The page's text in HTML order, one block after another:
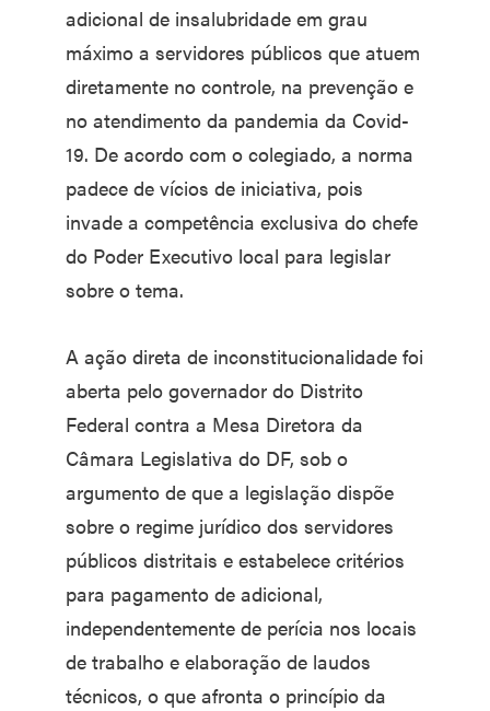
adicional de insalubridade em grau
máximo a servidores públicos que atuem
diretamente no controle, na prevenção e
no atendimento da pandemia da Covid-
19. De acordo com o colegiado, a norma
padece de vícios de iniciativa, pois
invade a competência exclusiva do chefe
do Poder Executivo local para legislar
sobre o tema.
A ação direta de inconstitucionalidade foi
aberta pelo governador do Distrito
Federal contra a Mesa Diretora da
Câmara Legislativa do DF, sob o
argumento de que a legislação dispõe
sobre o regime jurídico dos servidores
públicos distritais e estabelece critérios
para pagamento de adicional,
independentemente de perícia nos locais
de trabalho e elaboração de laudos
técnicos, o que afronta o princípio da